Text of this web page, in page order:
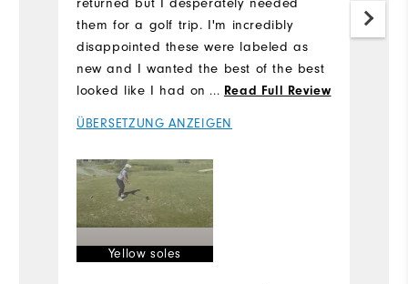
returned but I desperately needed
them for a golf trip. I'm incredibly
disappointed these were labeled as
new and I wanted the best of the best
looked like I had on old shoes in all of
my photos. Beware that the white part
on the bottom is YELLOW!
... Read Full Review
ÜBERSETZUNG ANZEIGEN
Yellow soles